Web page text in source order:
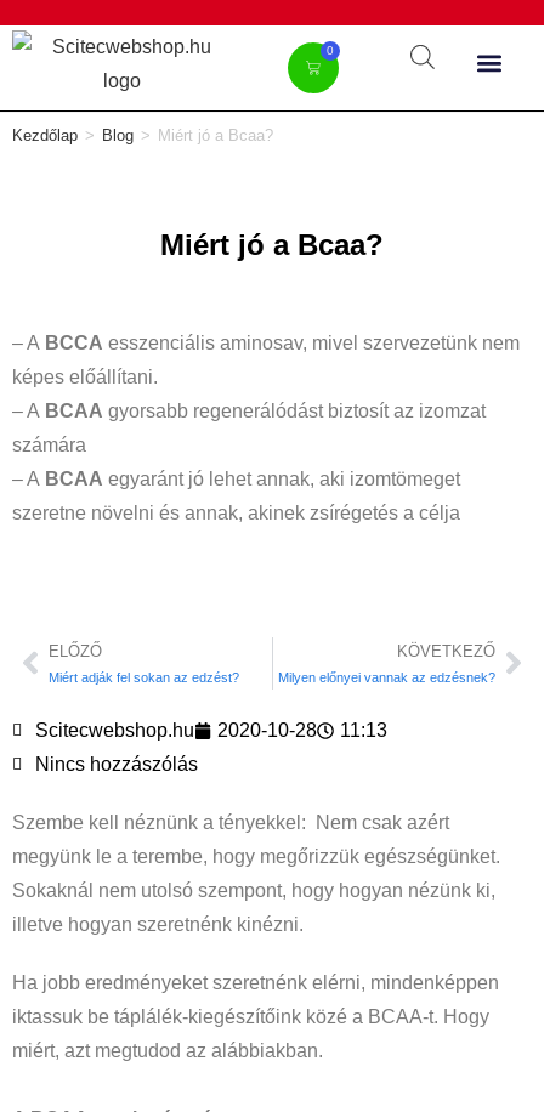
0
Kezdőlap > Blog > Miért jó a Bcaa?
Miért jó a Bcaa?
– A BCCA esszenciális aminosav, mivel szervezetünk nem
képes előállítani.
– A BCAA gyorsabb regenerálódást biztosít az izomzat
számára
– A BCAA egyaránt jó lehet annak, aki izomtömeget
szeretne növelni és annak, akinek zsírégetés a célja
ELŐZŐ
Miért adják fel sokan az edzést?
KÖVETKEZŐ
Milyen előnyei vannak az edzésnek?
Scitecwebshop.hu 2020-10-28
11:13
Nincs hozzászólás
Szembe kell néznünk a tényekkel: Nem csak azért
megyünk le a terembe, hogy megőrizzük egészségünket.
Sokaknál nem utolsó szempont, hogy hogyan nézünk ki,
illetve hogyan szeretnénk kinézni.
Ha jobb eredményeket szeretnénk elérni, mindenképpen
iktassuk be táplálék-kiegészítőink közé a BCAA-t. Hogy
miért, azt megtudod az alábbiakban.